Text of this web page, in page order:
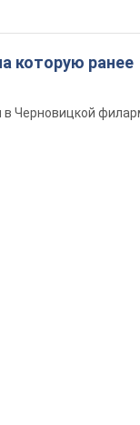
которую ранее
в Черновицкой